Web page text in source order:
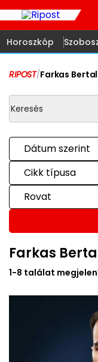
Horoszkóp
RIPOST/Farkas
Dátum szerint
Cikk típusa
Rovat
Farkas
1-8 találat